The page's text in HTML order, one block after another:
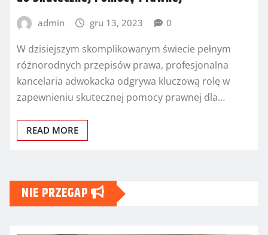
admin gru 13, 2023 0
W dzisiejszym skomplikowanym świecie pełnym
różnorodnych przepisów prawa, profesjonalna
kancelaria adwokacka odgrywa kluczową rolę w
zapewnieniu skutecznej pomocy prawnej dla…
READ MORE
NIE PRZEGAP